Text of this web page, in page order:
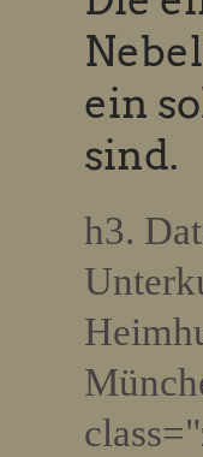
ein
sind.
h3.